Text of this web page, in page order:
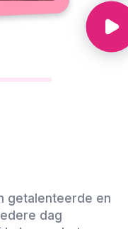
getalenteerde en
dag